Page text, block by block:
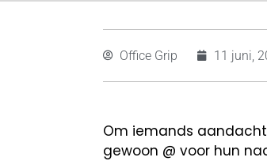
Office Grip 11 juni,
Om iemands
gewoon @ voor hun